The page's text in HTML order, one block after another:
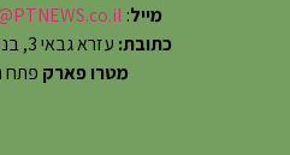
מייל:
כתובת: עזרא גבאי 3, בניין A קומה 6
מטרו פארק פתח